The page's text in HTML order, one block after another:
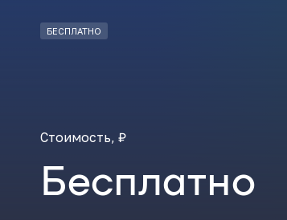
БЕСПЛАТНО
Стоимость, ₽
Бесплатно